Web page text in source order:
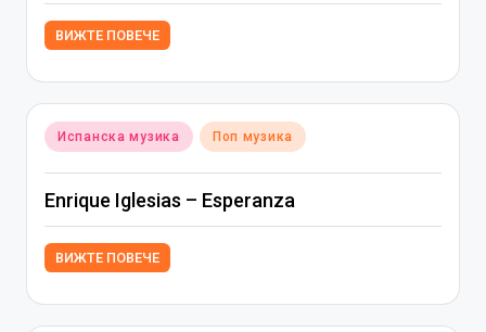
ВИЖТЕ ПОВЕЧЕ
Posted
in
Испанска музика Поп музика
Enrique Iglesias – Esperanza
ВИЖТЕ ПОВЕЧЕ